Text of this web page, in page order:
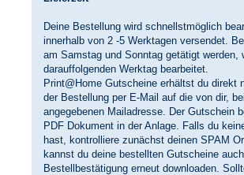
Deine Bestellung wird schnellstmöglich
innerhalb von 2 -5 Werktagen versendet.
am Samstag und Sonntag getätigt werden,
darauffolgenden Werktag bearbeitet.
Print@Home Gutscheine erhältst du direkt
der Bestellung per E-Mail auf die von dir,
angegebenen Mailadresse. Der Gutschein
PDF Dokument in der Anlage. Falls du
hast, kontrolliere zunächst deinen SPAM
kannst du deine bestellten Gutscheine
Bestellbestätigung erneut downloaden.